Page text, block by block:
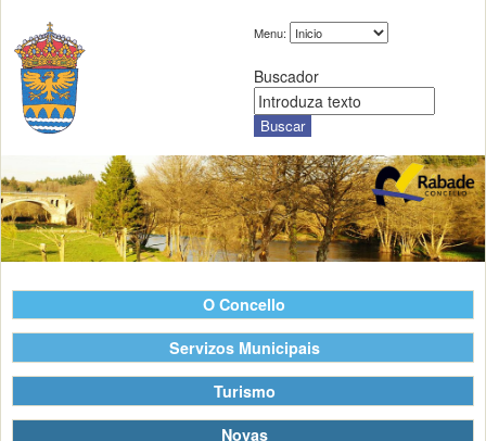
Menu:
Buscador
O Concello
Servizos Municipais
Turismo
Novas